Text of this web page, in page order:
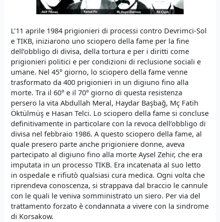
L’11 aprile 1984 prigionieri di processi contro Devrimci-Sol
e TIKB, iniziarono uno sciopero della fame per la fine
dell’obbligo di divisa, della tortura e per i diritti come
prigionieri politici e per condizioni di reclusione sociali e
umane. Nel 45° giorno, lo sciopero della fame venne
trasformato da 400 prigionieri in un digiuno fino alla
morte. Tra il 60° e il 70° giorno di questa resistenza
persero la vita Abdullah Meral, Haydar Başbağ, Mç Fatih
Öktülmüş e Hasan Telci. Lo sciopero della fame si concluse
definitivamente in particolare con la revoca dell’obbligo di
divisa nel febbraio 1986. A questo sciopero della fame, al
quale presero parte anche prigioniere donne, aveva
partecipato al digiuno fino alla morte Aysel Zehir, che era
imputata in un processo TIKB. Era incatenata al suo letto
in ospedale e rifiutò qualsiasi cura medica. Ogni volta che
riprendeva conoscenza, si strappava dal braccio le cannule
con le quali le veniva somministrato un siero. Per via del
trattamento forzato è condannata a vivere con la sindrome
di Korsakow.